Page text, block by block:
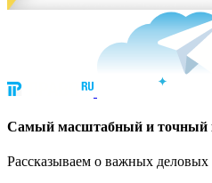
Cамый масштабный и точный
Рассказываем о важных